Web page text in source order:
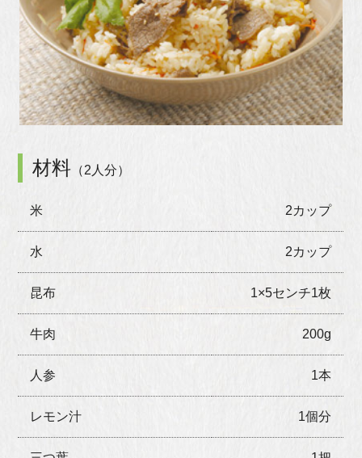
材料 （2人分）
米 2カップ
水 2カップ
昆布 1×5センチ1枚
牛肉 200g
人参 1本
レモン汁 1個分